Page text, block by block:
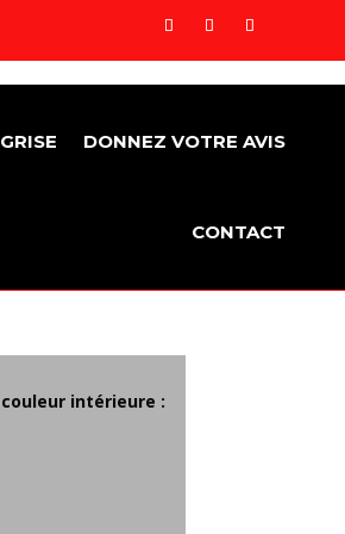
DONNEZ VOTRE AVIS
CONTACT
couleur intérieure :